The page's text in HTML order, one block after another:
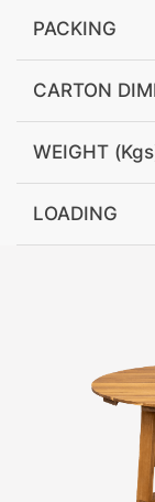
PACKING
CARTON
WEIGHT
LOADING